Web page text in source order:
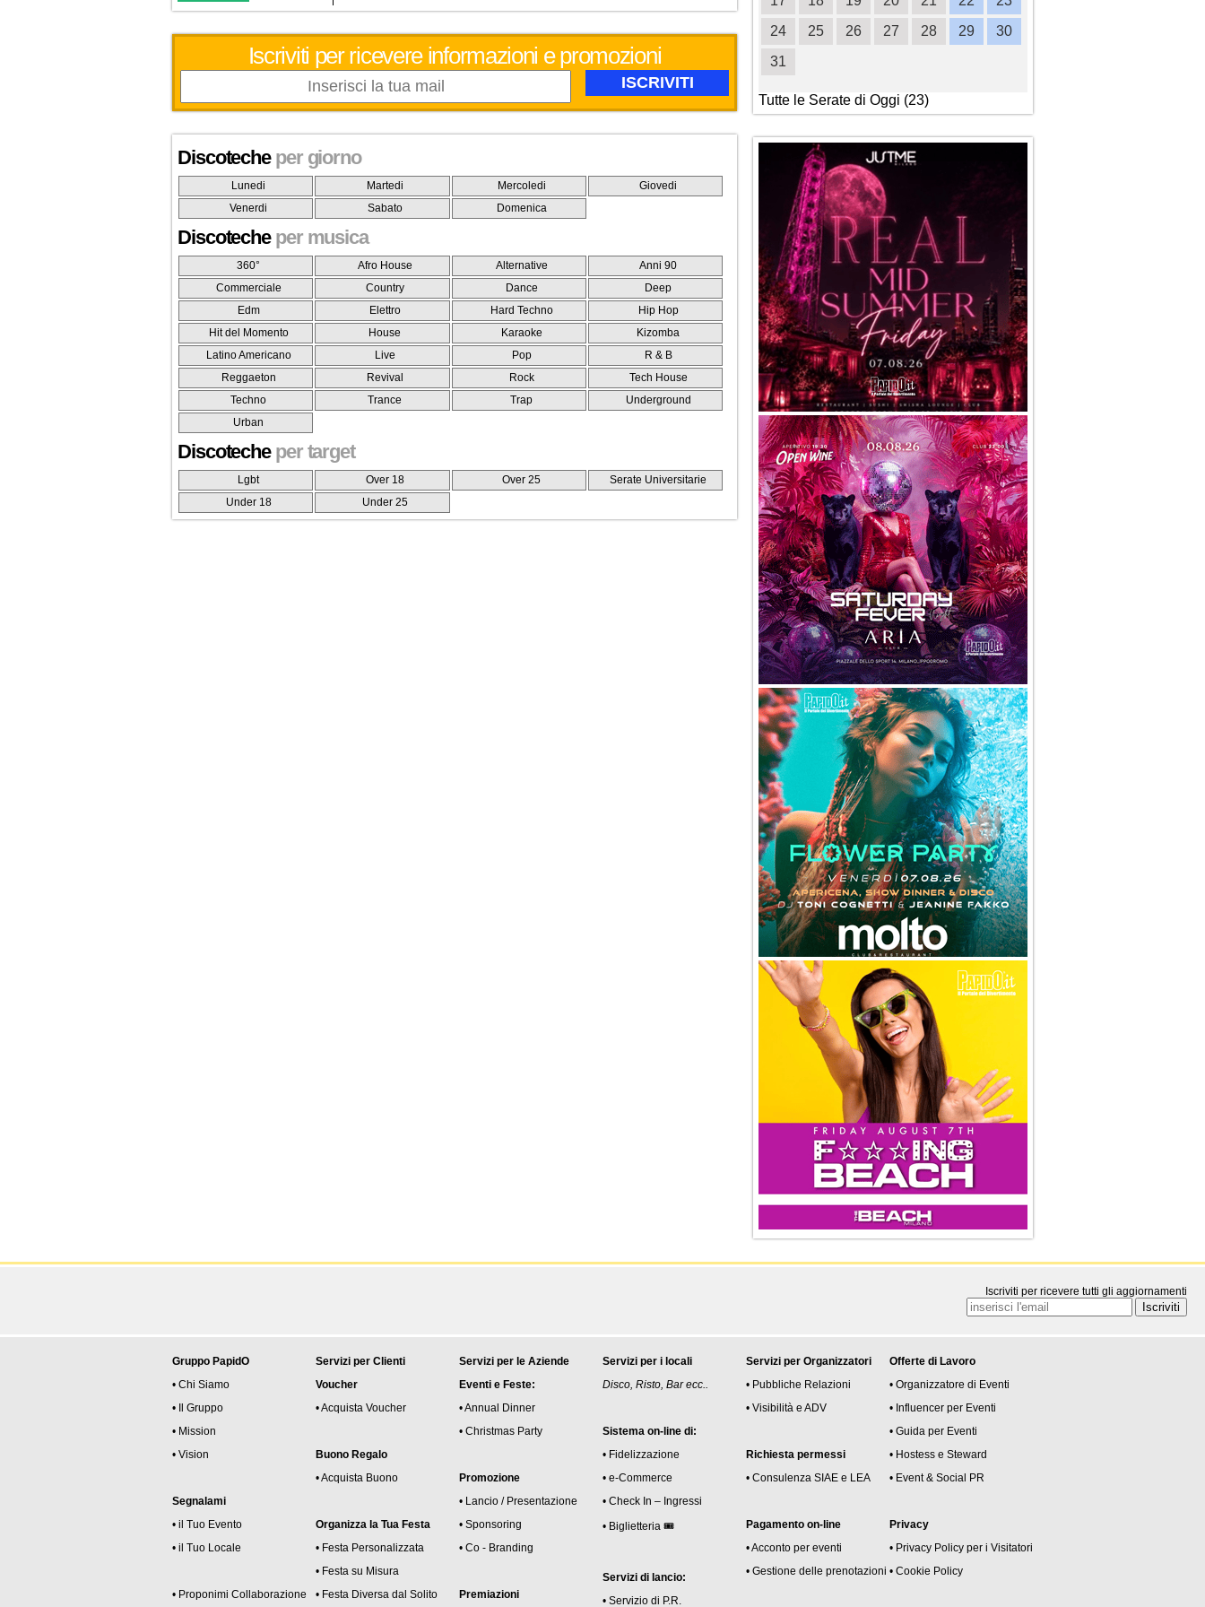
Iscriviti per ricevere informazioni e promozioni
Discoteche per giorno
Lunedi Martedi Mercoledi
Giovedi
Venerdi
Sabato Domenica
Discoteche per musica
360° Afro House Alternative
Anni 90
Commerciale
Country Dance
Deep
Edm
Elettro Hard Techno
Hip Hop
Hit del Momento
House Karaoke
Kizomba
Latino Americano
Live Pop
R & B
Reggaeton
Revival Rock
Tech House
Techno
Trance Trap
Underground
Urban
Discoteche per target
Lgbt Over 18 Over 25
Serate Universitarie
Under 18
Under 25
26
27 28 29 30 31
24
25 26 27 28 29
30
31
Tutte le Serate di Oggi (23)
Iscriviti per ricevere tutti gli aggiornamenti
Gruppo PapidO
• Chi Siamo
• Il Gruppo
• Mission
• Vision
Segnalami
• il Tuo Evento
• il Tuo Locale
• Proponimi Collaborazione
Servizi per Clienti
Voucher
• Acquista Voucher
Buono Regalo
• Acquista Buono
Organizza la Tua Festa
• Festa Personalizzata
• Festa su Misura
• Festa Diversa dal Solito
Servizi per le Aziende
Eventi e Feste:
• Annual Dinner
• Christmas Party
Promozione
• Lancio / Presentazione
• Sponsoring
• Co - Branding
Premiazioni
Servizi per i locali
Disco, Risto, Bar ecc..
Sistema on-line di:
• Fidelizzazione
• e-Commerce
• Check In – Ingressi
• Biglietteria 🎟
Servizi di lancio:
• Servizio di P.R.
Servizi per Organizzatori
• Pubbliche Relazioni
• Visibilità e ADV
Richiesta permessi
• Consulenza SIAE e LEA
Pagamento on-line
• Acconto per eventi
• Gestione delle prenotazioni
Offerte di Lavoro
• Organizzatore di Eventi
• Influencer per Eventi
• Guida per Eventi
• Hostess e Steward
• Event & Social PR
Privacy
• Privacy Policy per i Visitatori
• Cookie Policy